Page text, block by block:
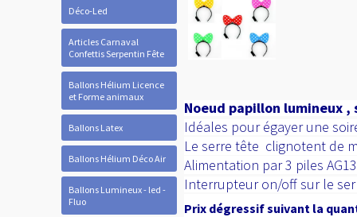
Déco-Led
Articles Carnaval
Confettis Serpentin Fête
Ballons Hélium Licence
et Forme animaux
Ballons Latex
Ballons Hélium Déco Air
Ballons Lumineux - led -
Fluo
Noeud papillon lumineux ,
Idéales pour égayer une
Le serre tête clignotent de
Alimentation par 3 piles
Interrupteur on/off sur le
Prix dégressif suivant la